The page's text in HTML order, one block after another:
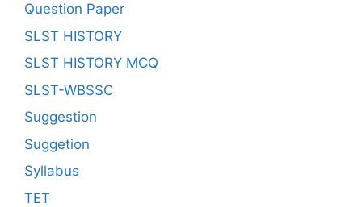
Question Paper
SLST HISTORY
SLST HISTORY MCQ
SLST-WBSSC
Suggestion
Suggetion
Syllabus
TET